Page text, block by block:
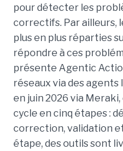
pour détecter les
correctifs. Par ailleurs,
plus en plus réparties
répondre à ces
présente Agentic
réseaux via des
en juin 2026 via
cycle en cinq étapes :
correction, validation
étape, des outils sont